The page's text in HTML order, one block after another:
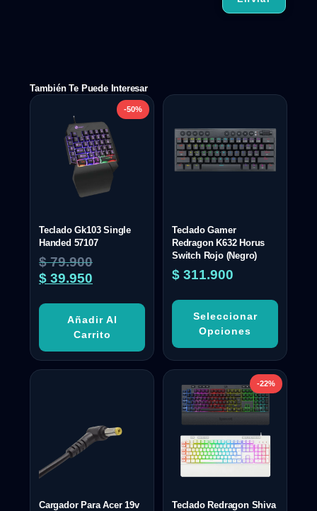
También Te Puede Interesar
-50%
Teclado Gk103 Single
Handed 57107
$79.900
$ 39.950
Añadir Al
Carrito
Teclado Gamer
Redragon K632 Horus
Switch Rojo (Negro)
$ 311.900
Seleccionar
Opciones
Cargador Para Acer 19v
-22%
Teclado Redragon Shiva